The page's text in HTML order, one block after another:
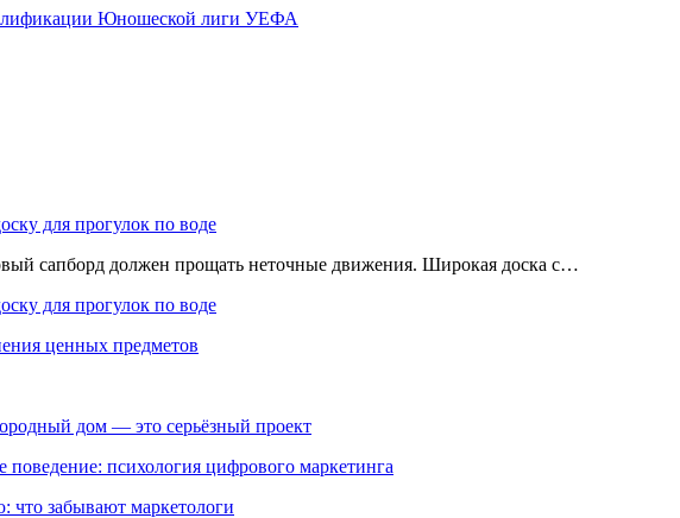
Юношеской лиги УЕФА
для прогулок по воде
сапборд должен прощать неточные движения. Широкая доска с…
для прогулок по воде
ценных предметов
дом — это серьёзный проект
поведение: психология цифрового маркетинга
что забывают маркетологи